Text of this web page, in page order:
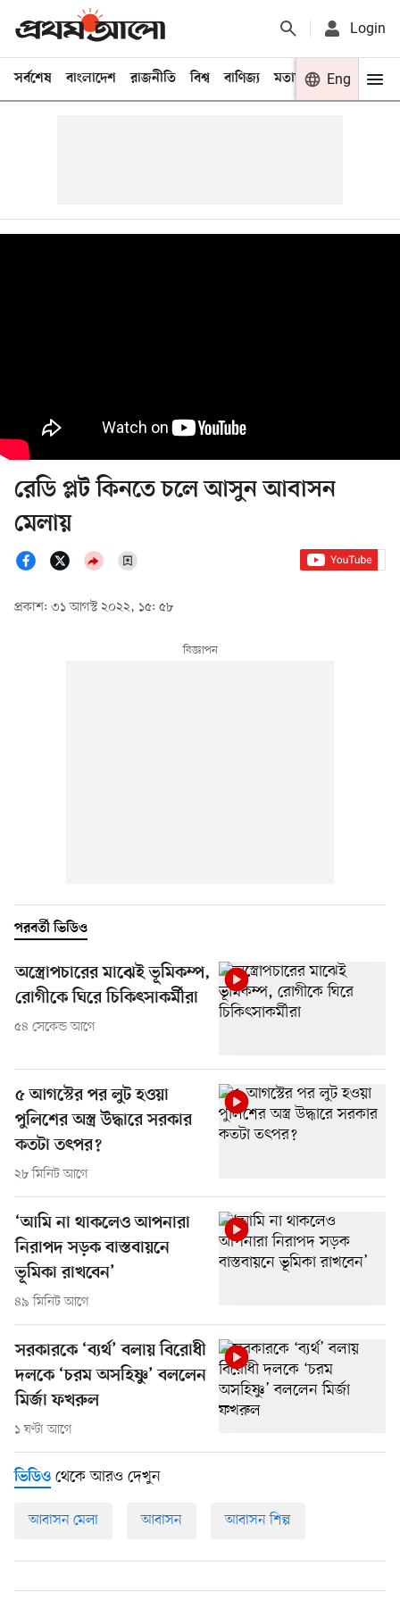
Login
সর্বশেষ বাংলাদেশ রাজনীতি বিশ্ব বাণিজ্য মতামত খেলা
Eng
রেডি প্লট কিনতে চলে আসুন আবাসন
মেলায়
প্রকাশ: ৩১ আগস্ট ২০২২, ১৫: ৫৮
পরবর্তী ভিডিও
অস্ত্রোপচারের মাঝেই ভূমিকম্প,
রোগীকে ঘিরে চিকিৎসাকর্মীরা
৫৪ সেকেন্ড আগে
৫ আগস্টের পর লুট হওয়া
পুলিশের অস্ত্র উদ্ধারে সরকার
কতটা তৎপর?
২৮ মিনিট আগে
‘আমি না থাকলেও আপনারা
নিরাপদ সড়ক বাস্তবায়নে
ভূমিকা রাখবেন’
৪৯ মিনিট আগে
সরকারকে ‘ব্যর্থ’ বলায় বিরোধী
দলকে ‘চরম অসহিষ্ণু’ বললেন
মির্জা ফখরুল
১ ঘণ্টা আগে
ভিডিও থেকে আরও দেখুন
আবাসন মেলা আবাসন আবাসন শিল্প